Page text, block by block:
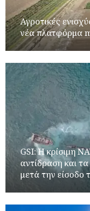
Αγροτικές
νέα πλατφόρμα
GSI: Η κρίσιμη
αντίδραση και
μετά την